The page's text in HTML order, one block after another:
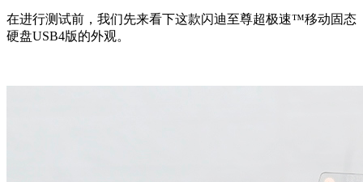
在进行测试前，我们先来看下这款闪迪至尊超极速™移动固态
硬盘USB4版的外观。